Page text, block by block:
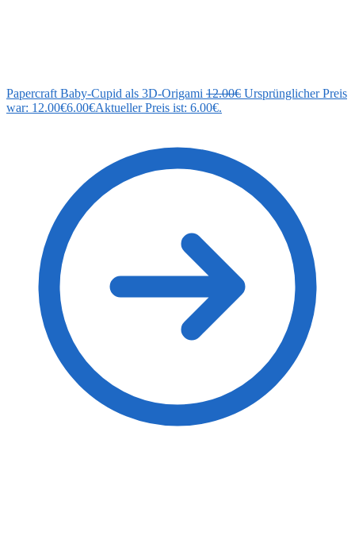
Papercraft Baby-Cupid als 3D-Origami 12.00€ Ursprünglicher Preis
war: 12.00€6.00€Aktueller Preis ist: 6.00€.